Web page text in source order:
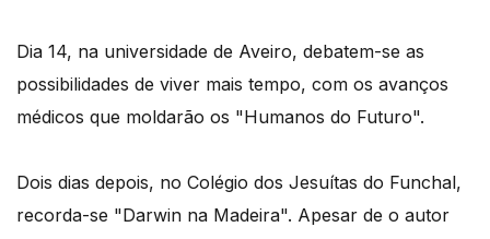
Dia 14, na universidade de Aveiro, debatem-se as
possibilidades de viver mais tempo, com os avanços
médicos que moldarão os "Humanos do Futuro".
Dois dias depois, no Colégio dos Jesuítas do Funchal,
recorda-se "Darwin na Madeira". Apesar de o autor